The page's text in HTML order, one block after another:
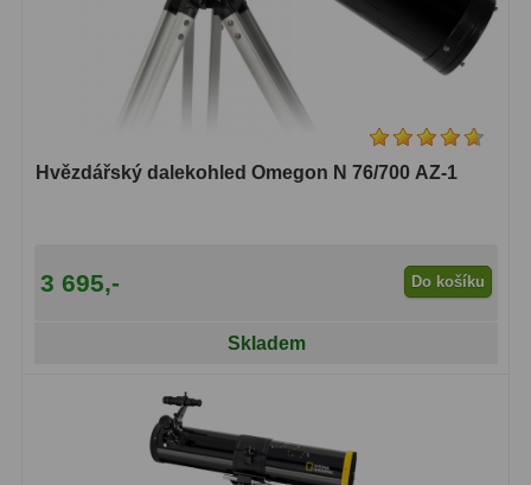
Hvězdářský dalekohled Omegon N 76/700 AZ-1
3 695,- Do košíku
Skladem